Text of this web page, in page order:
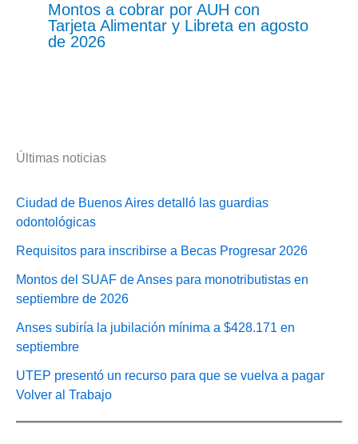
Montos a cobrar por AUH con
Tarjeta Alimentar y Libreta en agosto
de 2026
Últimas noticias
Ciudad de Buenos Aires detalló las guardias
odontológicas
Requisitos para inscribirse a Becas Progresar 2026
Montos del SUAF de Anses para monotributistas en
septiembre de 2026
Anses subiría la jubilación mínima a $428.171 en
septiembre
UTEP presentó un recurso para que se vuelva a pagar
Volver al Trabajo